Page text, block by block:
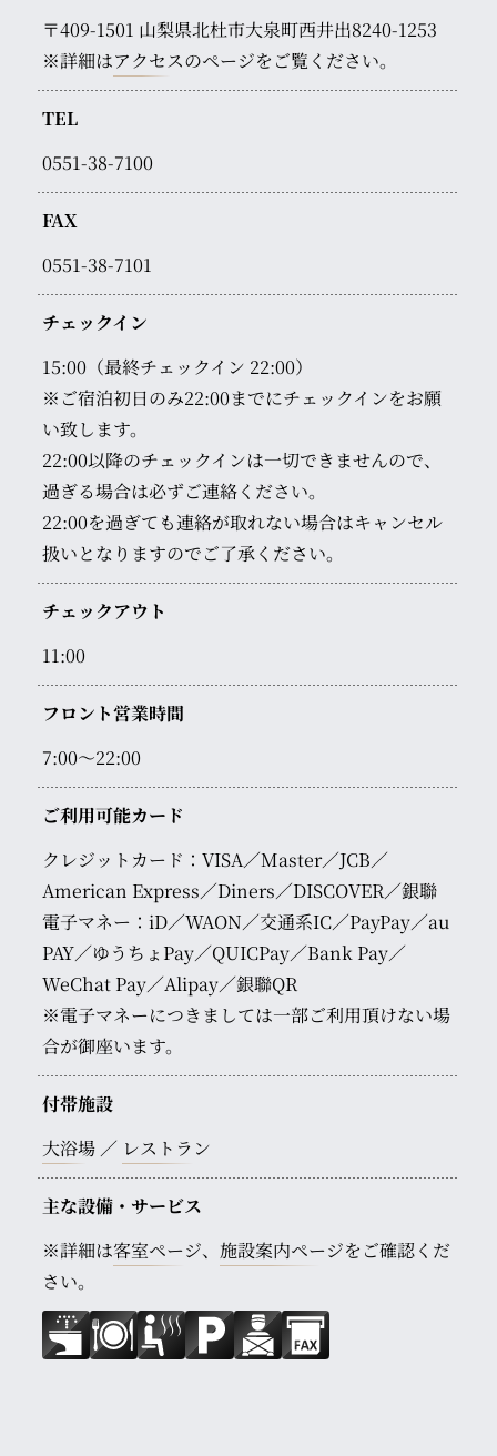
〒409-1501 山梨県北杜市大泉町西井出8240-1253
※詳細はアクセスのページをご覧ください。
TEL
0551-38-7100
FAX
0551-38-7101
チェックイン
15:00（最終チェックイン 22:00）
※ご宿泊初日のみ22:00までにチェックインをお願
い致します。
22:00以降のチェックインは一切できませんので、
過ぎる場合は必ずご連絡ください。
22:00を過ぎても連絡が取れない場合はキャンセル
扱いとなりますのでご了承ください。
チェックアウト
11:00
フロント営業時間
7:00～22:00
ご利用可能カード
クレジットカード：VISA／Master／JCB／
American Express／Diners／DISCOVER／銀聯
電子マネー：iD／WAON／交通系IC／PayPay／au
PAY／ゆうちょPay／QUICPay／Bank Pay／
WeChat Pay／Alipay／銀聯QR
※電子マネーにつきましては一部ご利用頂けない場
合が御座います。
付帯施設
大浴場
レストラン
主な設備・サービス
※詳細は客室ページ、 施設案内ページをご確認くだ
さい。